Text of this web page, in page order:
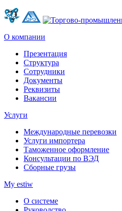
О компании
Презентация
Структура
Сотрудники
Документы
Реквизиты
Вакансии
Услуги
Международные перевозки
Услуги импортера
Таможенное оформление
Консультации по ВЭД
Сборные грузы
My estiw
О системе